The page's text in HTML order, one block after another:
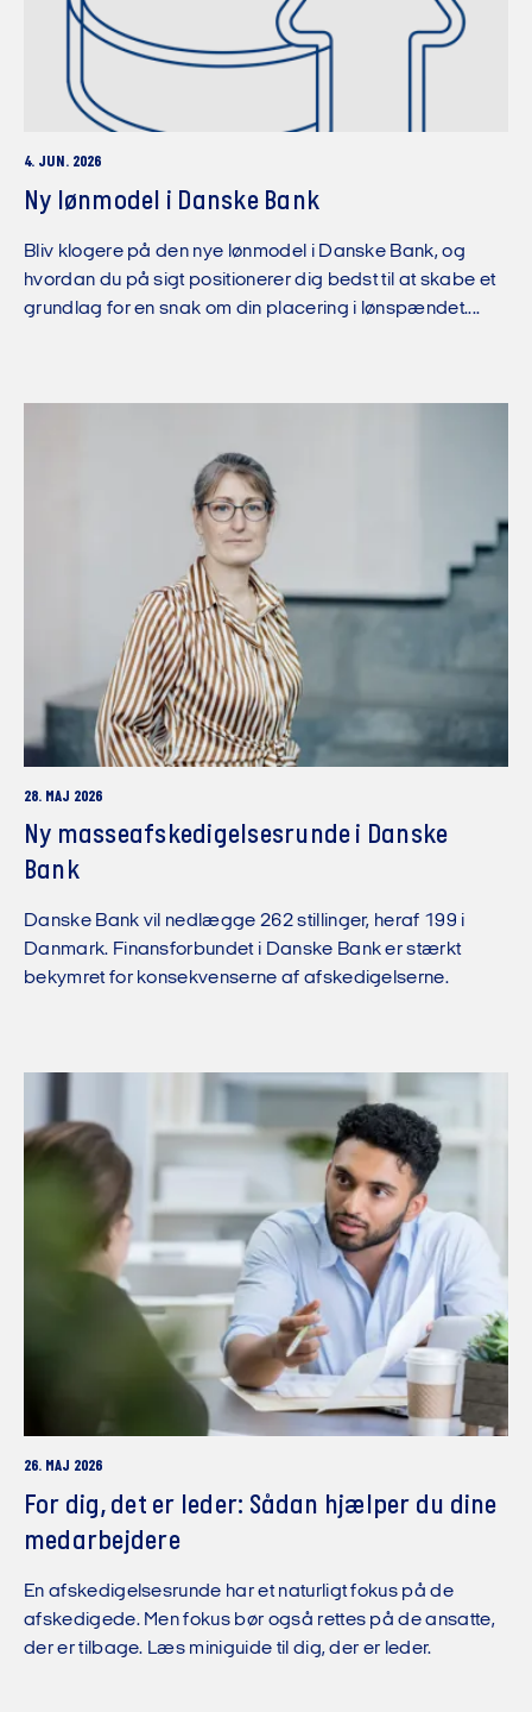
4. JUN. 2026
Ny lønmodel i Danske Bank
Bliv klogere på den nye lønmodel i Danske Bank, og
hvordan du på sigt positionerer dig bedst til at skabe et
grundlag for en snak om din placering i lønspændet....
28. MAJ 2026
Ny masseafskedigelsesrunde i Danske
Bank
Danske Bank vil nedlægge 262 stillinger, heraf 199 i
Danmark. Finansforbundet i Danske Bank er stærkt
bekymret for konsekvenserne af afskedigelserne.
26. MAJ 2026
For dig, det er leder: Sådan hjælper du dine
medarbejdere
En afskedigelsesrunde har et naturligt fokus på de
afskedigede. Men fokus bør også rettes på de ansatte,
der er tilbage. Læs miniguide til dig, der er leder.